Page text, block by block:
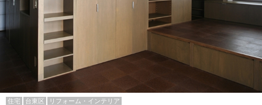
住宅 台東区 リフォーム・インテリア